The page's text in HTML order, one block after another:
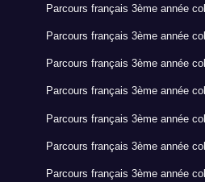
Parcours français 3ème année
Parcours français 3ème année
Parcours français 3ème année
Parcours français 3ème année
Parcours français 3ème année
Parcours français 3ème année
Parcours français 3ème année